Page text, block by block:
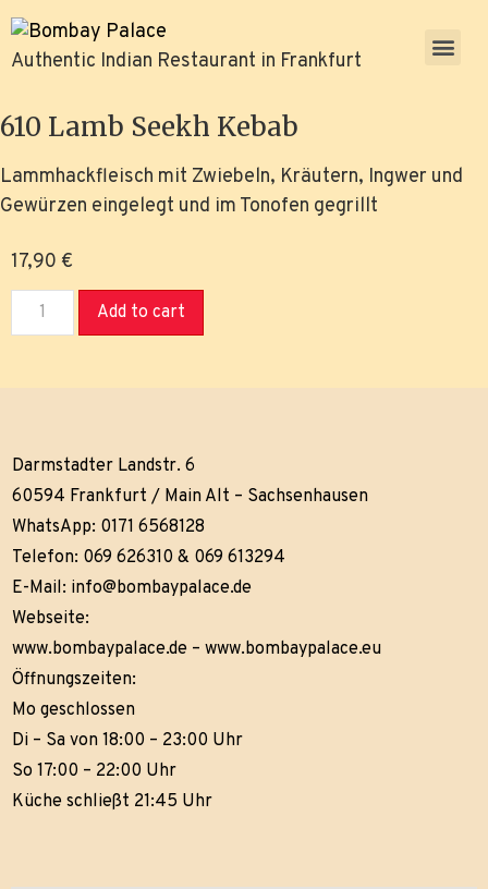
Authentic Indian Restaurant in Frankfurt
610 Lamb Seekh Kebab
Lammhackfleisch mit Zwiebeln, Kräutern, Ingwer und
Gewürzen eingelegt und im Tonofen gegrillt
17,90 €
Add to cart
Darmstadter Landstr. 6
60594 Frankfurt / Main Alt – Sachsenhausen
WhatsApp: 0171 6568128
Telefon: 069 626310 & 069 613294
E-Mail: info@bombaypalace.de
Webseite:
www.bombaypalace.de – www.bombaypalace.eu
Öffnungszeiten:
Mo geschlossen
Di – Sa von 18:00 – 23:00 Uhr
So 17:00 – 22:00 Uhr
Küche schließt 21:45 Uhr